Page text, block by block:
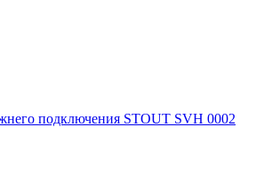
подключения STOUT SVH 0002